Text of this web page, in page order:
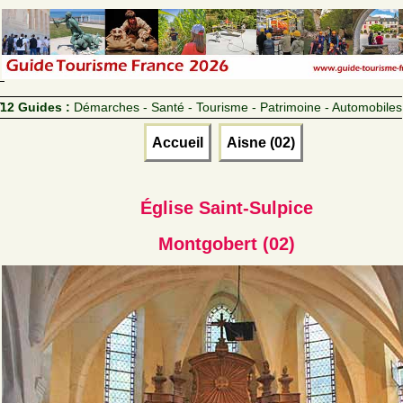
12 Guides : Démarches - Santé - Tourisme - Patrimoine - Automobiles
Accueil Aisne (02)
Église Saint-Sulpice
Montgobert (02)